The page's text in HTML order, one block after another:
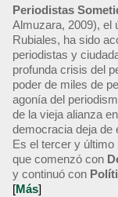
Periodistas
Almuzara, 2009), el
Rubiales, ha sido
periodistas y
profunda crisis del
poder de miles de
agonía del
de la vieja alianza
democracia deja de
Es el tercer y último
que comenzó con
y continuó con
[Más]